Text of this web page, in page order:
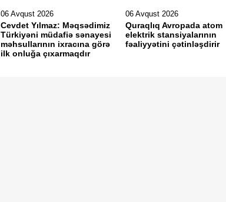
06 Avqust 2026
Cevdet Yılmaz: Məqsədimiz
Türkiyəni müdafiə sənayesi
məhsullarının ixracına görə
ilk onluğa çıxarmaqdır
06 Avqust 2026
Quraqlıq Avropada atom
elektrik stansiyalarının
fəaliyyətini çətinləşdirir